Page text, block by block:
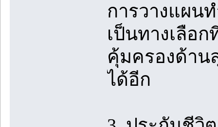
การวางแผน
เป็นทางเลือ
คุ้มครองด้าน
ได้อีก